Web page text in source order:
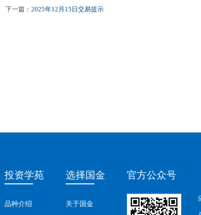
下一篇： 2025年12月15日交易提示
投资学苑
品种介绍
选择国金
关于国金
官方公众号